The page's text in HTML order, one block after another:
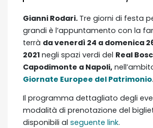
Gianni Rodari. Tre giorni di festa
grandi è l’appuntamento con la
terrà da venerdì 24 a domenica
2021 negli spazi verdi del Real
Capodimonte a Napoli,
Giornate Europee del Patrimonio.
Il programma dettagliato degli
modalità di prenotazione del
disponibili al seguente link.